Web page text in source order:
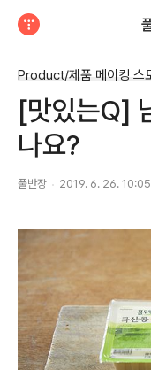
Product/제품 메이킹 스
[맛있는Q]
나요?
풀반장 2019. 6. 26. 10:05